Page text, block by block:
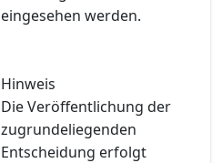
eingesehen werden.
Hinweis
Die Veröffentlichung der
zugrundeliegenden
Entscheidung erfolgt